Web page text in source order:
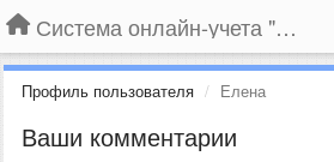
Система онлайн-учета "Большая Птица"
Профиль пользователя Елена
Ваши комментарии